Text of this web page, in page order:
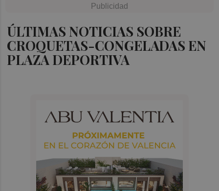
ÚLTIMAS NOTICIAS SOBRE
CROQUETAS-CONGELADAS EN
PLAZA DEPORTIVA